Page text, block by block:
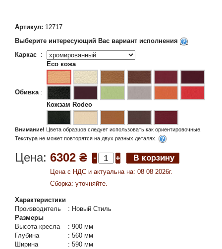
Артикул: 12717
Выберите интересующий Вас вариант исполнения
Каркас :
Обивка:
Eco кожа
Кожзам Rodeo
Внимание! Цвета образцов следует использовать как ориентировочные.
Текстура не может повторятся на двух разных деталях.
Цена: 6302 ₴
Цена c НДС и актуальна на: 08 08 2026г.
Сборка: уточняйте.
Характеристики
Производитель
: Новый Стиль
Размеры
Высота кресла
: 900 мм
Глубина
: 560 мм
Ширина
: 590 мм